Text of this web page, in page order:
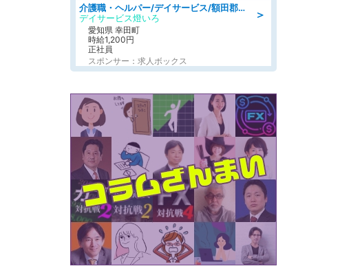
＞
介護職・ヘルパー/デイサービス/額田郡幸田町/JR東海道本線 幸田/愛知県
デイサービス燈いろ
愛知県 幸田町
時給1,200円
正社員
スポンサー：求人ボックス